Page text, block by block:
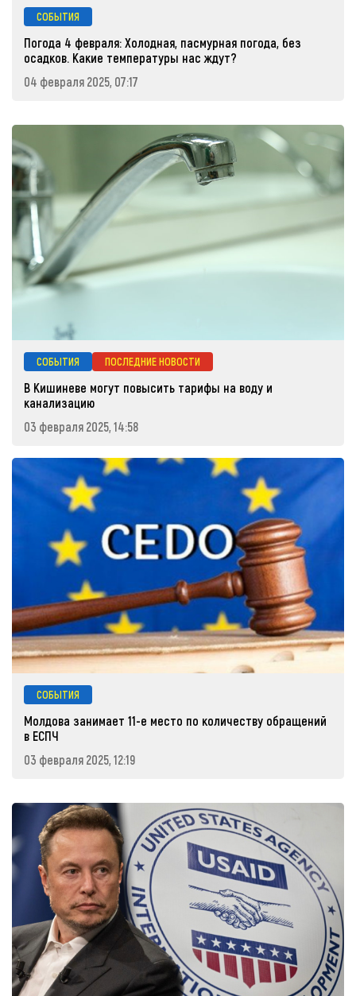
СОБЫТИЯ
Погода 4 февраля: Холодная, пасмурная погода, без
осадков. Какие температуры нас ждут?
04 февраля 2025, 07:17
СОБЫТИЯ ПОСЛЕДНИЕ НОВОСТИ
В Кишиневе могут повысить тарифы на воду и
канализацию
03 февраля 2025, 14:58
СОБЫТИЯ
Молдова занимает 11-е место по количеству обращений
в ЕСПЧ
03 февраля 2025, 12:19